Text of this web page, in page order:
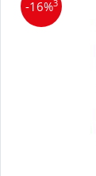
-16%3